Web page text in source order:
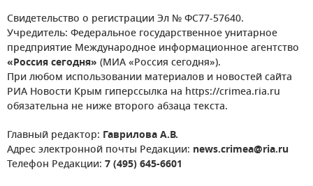
Свидетельство о регистрации Эл № ФС77-57640.
Учредитель: Федеральное государственное унитарное
предприятие Международное информационное агентство
«Россия сегодня» (МИА «Россия сегодня»).
При любом использовании материалов и новостей сайта
РИА Новости Крым гиперссылка на https://crimea.ria.ru
обязательна не ниже второго абзаца текста.
Главный редактор: Гаврилова А.В.
Адрес электронной почты Редакции: news.crimea@ria.ru
Телефон Редакции: 7 (495) 645-6601